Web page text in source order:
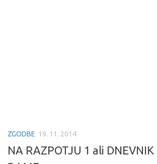
ZGODBE 19. 11. 2014
NA RAZPOTJU 1 ali